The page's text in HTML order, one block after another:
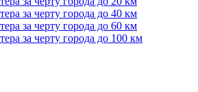
за черту города до 40 км
за черту города до 60 км
за черту города до 100 км